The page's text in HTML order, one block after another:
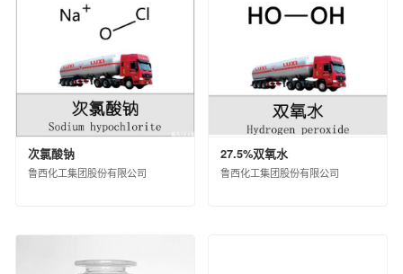
中化能源科技有限公司
次氯酸钠
鲁西化工集团股份有限公司
27.5%双氧水
鲁西化工集团股份有限公司